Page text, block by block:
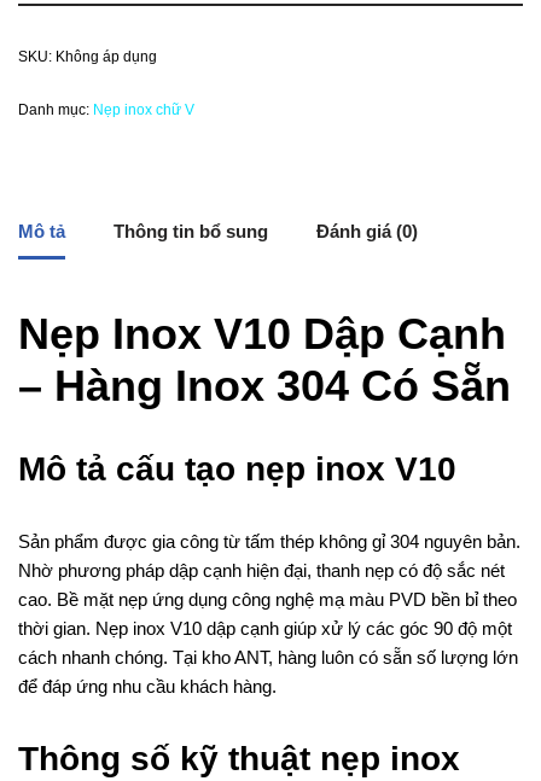
SKU: Không áp dụng
Danh mục: Nẹp inox chữ V
Mô tả Thông tin bổ sung Đánh giá (0)
Nẹp Inox V10 Dập Cạnh
– Hàng Inox 304 Có Sẵn
Mô tả cấu tạo nẹp inox V10
Sản phẩm được gia công từ tấm thép không gỉ 304 nguyên bản.
Nhờ phương pháp dập cạnh hiện đại, thanh nẹp có độ sắc nét
cao. Bề mặt nẹp ứng dụng công nghệ mạ màu PVD bền bỉ theo
thời gian. Nẹp inox V10 dập cạnh giúp xử lý các góc 90 độ một
cách nhanh chóng. Tại kho ANT, hàng luôn có sẵn số lượng lớn
để đáp ứng nhu cầu khách hàng.
Thông số kỹ thuật nẹp inox